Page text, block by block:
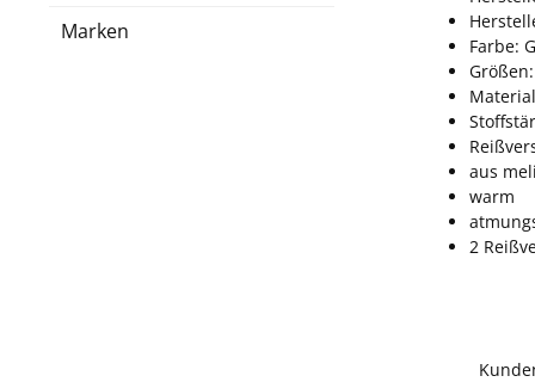
Marken
Farbe:
aus
warm
2